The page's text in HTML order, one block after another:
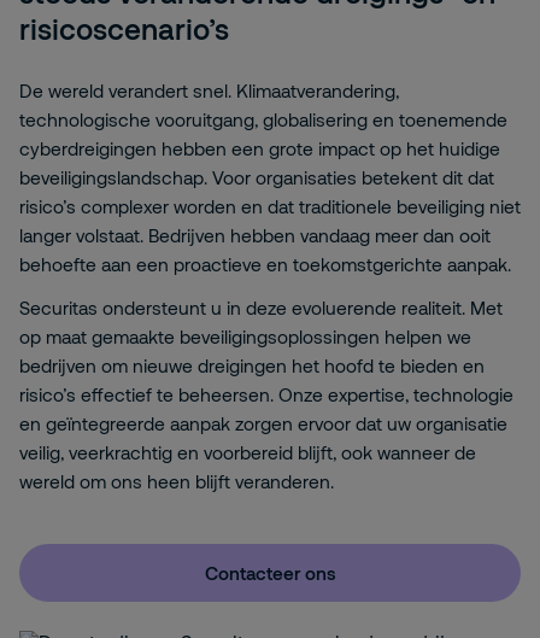
risicoscenario’s
De wereld verandert snel. Klimaatverandering,
technologische vooruitgang, globalisering en toenemende
cyberdreigingen hebben een grote impact op het huidige
beveiligingslandschap. Voor organisaties betekent dit dat
risico’s complexer worden en dat traditionele beveiliging niet
langer volstaat. Bedrijven hebben vandaag meer dan ooit
behoefte aan een proactieve en toekomstgerichte aanpak.
Securitas ondersteunt u in deze evoluerende realiteit. Met
op maat gemaakte beveiligingsoplossingen helpen we
bedrijven om nieuwe dreigingen het hoofd te bieden en
risico’s effectief te beheersen. Onze expertise, technologie
en geïntegreerde aanpak zorgen ervoor dat uw organisatie
veilig, veerkrachtig en voorbereid blijft, ook wanneer de
wereld om ons heen blijft veranderen.
Contacteer ons